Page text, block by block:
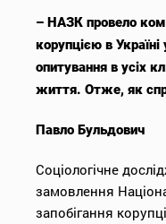
– НАЗК провело
корупцією в
опитування в усіх
життя. Отже, як
Павло Бульдович
Соціологічне
замовлення
запобігання